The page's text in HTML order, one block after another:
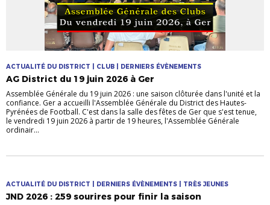
ACTUALITÉ DU DISTRICT | CLUB | DERNIERS ÉVÈNEMENTS
AG District du 19 juin 2026 à Ger
Assemblée Générale du 19 juin 2026 : une saison clôturée dans l'unité et la
confiance. Ger a accueilli l'Assemblée Générale du District des Hautes-
Pyrénées de Football. C'est dans la salle des fêtes de Ger que s'est tenue,
le vendredi 19 juin 2026 à partir de 19 heures, l'Assemblée Générale
ordinair...
ACTUALITÉ DU DISTRICT | DERNIERS ÉVÈNEMENTS | TRÈS JEUNES
JND 2026 : 259 sourires pour finir la saison